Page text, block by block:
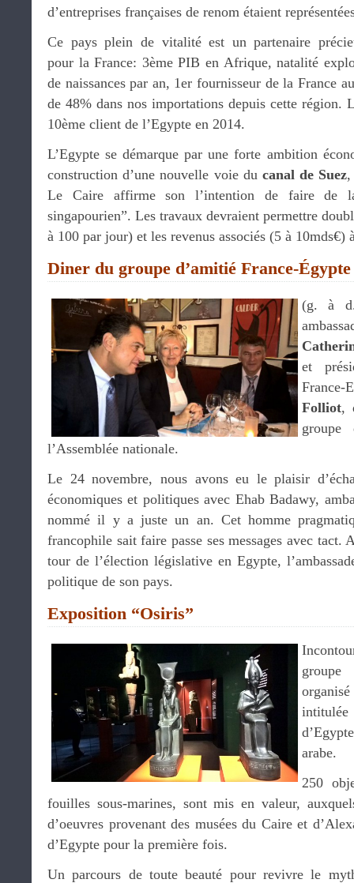
d’entreprises françaises de renom étaient
Ce pays plein de vitalité est un partenaire
pour la France: 3ème PIB en Afrique, natalité
de naissances par an, 1er fournisseur de la France
de 48% dans nos importations depuis cette région.
10ème client de l’Egypte en 2014.
L’Egypte se démarque par une forte ambition
construction d’une nouvelle voie du canal de Suez,
Le Caire affirme son l’intention de faire de
singapourien”. Les travaux devraient permettre
à 100 par jour) et les revenus associés (5 à 10mds€)
Diner du groupe d’amitié France-Égypte
(g. à
et
Folliot,
groupe
l’Assemblée nationale.
Le 24 novembre, nous avons eu le plaisir
économiques et politiques avec Ehab Badawy,
nommé il y a juste un an. Cet homme
francophile sait faire passe ses messages avec tact.
tour de l’élection législative en Egypte,
politique de son pays.
Exposition “Osiris”
groupe
intitulée
arabe.
250
fouilles sous-marines, sont mis en valeur,
d’oeuvres provenant des musées du Caire et
d’Egypte pour la première fois.
Un parcours de toute beauté pour revivre le